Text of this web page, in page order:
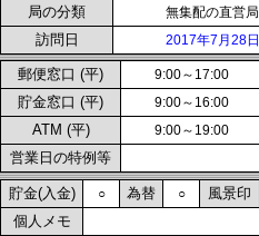
局の分類
無集配の直営局
訪問日 2017年7月28日
郵便窓口 (平) 9:00～17:00
貯金窓口 (平) 9:00～16:00
ATM (平) 9:00～19:00
営業日の特例等
貯金(入金) ○ 為替 ○ 風景印
個人メモ